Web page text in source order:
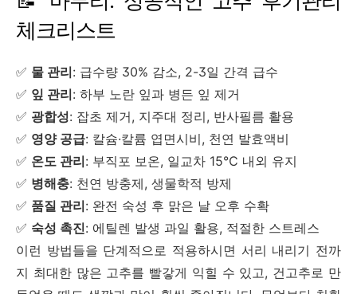
체크리스트
✅ 물 관리: 급수량 30% 감소, 2-3일 간격 급수
✅ 잎 관리: 하부 노란 잎과 병든 잎 제거
✅ 광합성: 잡초 제거, 지주대 정리, 반사필름 활용
✅ 영양 공급: 칼슘·칼륨 엽면시비, 천연 발효액비
✅ 온도 관리: 부직포 보온, 일교차 15℃ 내외 유지
✅ 병해충: 천연 방충제, 생물학적 방제
✅ 품질 관리: 완전 숙성 후 맑은 날 오후 수확
✅ 숙성 촉진: 에틸렌 발생 과일 활용, 적절한 스트레스
이런 방법들을 단계적으로 적용하시면 서리 내리기 전까
지 최대한 많은 고추를 빨갛게 익힐 수 있고, 건고추로 만